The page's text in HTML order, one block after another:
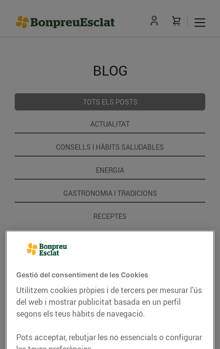
BLOG
TOTS ELS POSTS
ACTUALITAT
CONSELLS I HÀBITS SALUDABLES
ENERGIA
GASTRONOMIA I TRADICIONS
RECEPTES
Gestió del consentiment de les Cookies
Utilitzem cookies pròpies i de tercers per mesurar l’ús
del web i mostrar publicitat basada en un perfil
segons els teus hàbits de navegació.
Pots acceptar, rebutjar les no essencials o configurar